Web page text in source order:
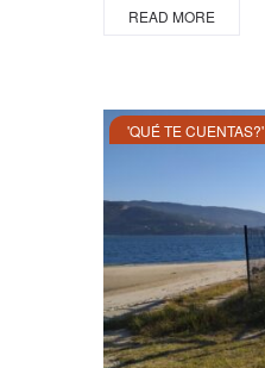
READ MORE
'QUÉ TE CUENTAS?'